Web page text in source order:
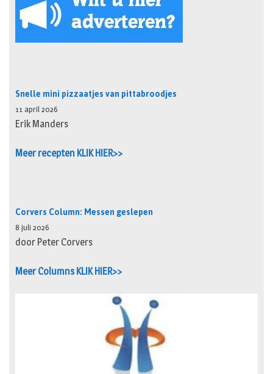
Snelle mini pizzaatjes van pittabroodjes
11 april 2026
Erik Manders
Meer recepten KLIK HIER>>
Corvers Column: Messen geslepen
8 juli 2026
door Peter Corvers
Meer Columns KLIK HIER>>